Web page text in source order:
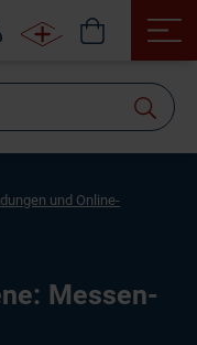
und Online-
Messen-